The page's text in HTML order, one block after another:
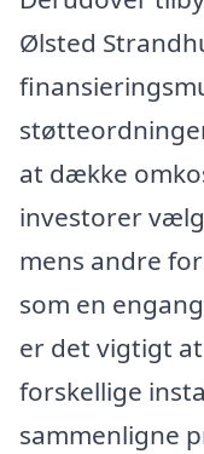
Ølsted
at dække
investorer
mens andre
som en
er det vigtigt
forskellige
sammenligne